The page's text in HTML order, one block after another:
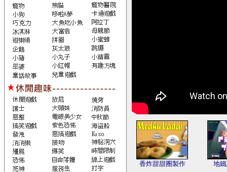
香炸甜甜圈製作 地